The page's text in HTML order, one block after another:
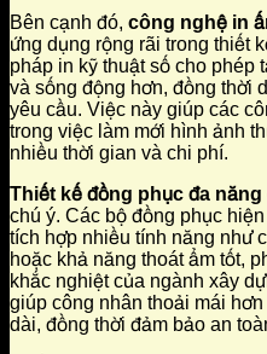
Bên cạnh đó, công nghệ in
ứng dụng rộng rãi trong thiết
pháp in kỹ thuật số cho phép
và sống động hơn, đồng thời
yêu cầu. Việc này giúp các
trong việc làm mới hình ảnh
nhiều thời gian và chi phí.
Thiết kế đồng phục đa năng
chú ý. Các bộ đồng phục
tích hợp nhiều tính năng như
hoặc khả năng thoát ẩm tốt,
khắc nghiệt của ngành xây
giúp công nhân thoải mái
dài, đồng thời đảm bảo an